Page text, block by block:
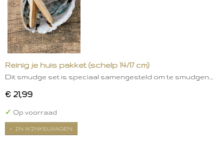
Reinig je huis pakket (schelp 14/17 cm)
Dit smudge set is speciaal samengesteld om te smudgen.…
€ 21,99
✓ Op voorraad
IN WINKELWAGEN